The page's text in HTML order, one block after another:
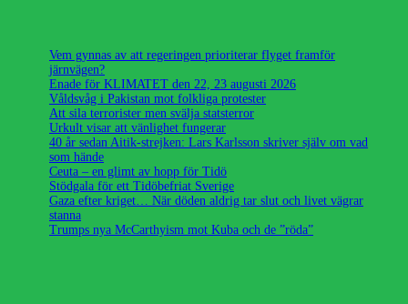
Vem gynnas av att regeringen prioriterar flyget framför
järnvägen?
Enade för KLIMATET den 22, 23 augusti 2026
Våldsvåg i Pakistan mot folkliga protester
Att sila terrorister men svälja statsterror
Urkult visar att vänlighet fungerar
40 år sedan Aitik-strejken: Lars Karlsson skriver själv om vad
som hände
Ceuta – en glimt av hopp för Tidö
Stödgala för ett Tidöbefriat Sverige
Gaza efter kriget… När döden aldrig tar slut och livet vägrar
stanna
Trumps nya McCarthyism mot Kuba och de ”röda”